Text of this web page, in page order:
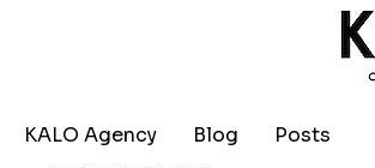
KALO Agency Blog
Posts